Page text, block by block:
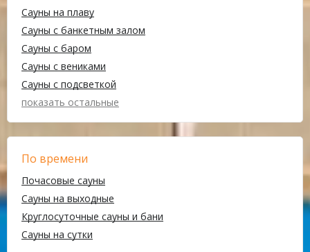
Сауны на плаву
Сауны с банкетным залом
Сауны с баром
Сауны с вениками
Сауны с подсветкой
показать остальные
По времени
Почасовые сауны
Сауны на выходные
Круглосуточные сауны и бани
Сауны на сутки